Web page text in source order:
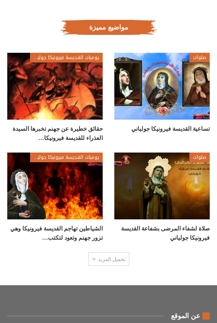
مواضيع مميزة
صلوات
تساعية القديسة فيرونيكا جولياني
يوميات القديسة فيرونيكا جولياني
حقائق خطيرة عن جهنم تخبرها السيدة
العذراء للقديسة فيرونيكا…
صلوات
صلاة لشفاء المرضى بشفاعة القديسة
فيرونيكا جولياني
يوميات القديسة فيرونيكا جولياني
الشياطين تهاجم القديسة فيرونيكا وهي
تزور جهنم وتعود لتكتب…
تحميل المزيد
عن الموقع